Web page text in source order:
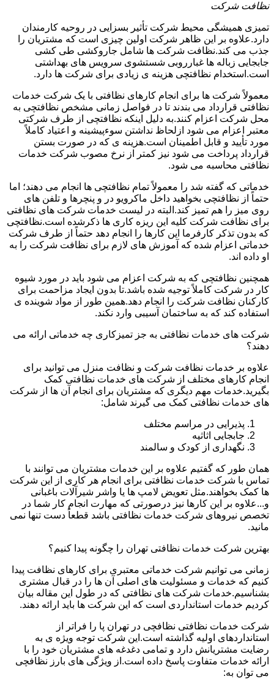
نظافت شرکت
تمیزی همیشگی محیط شرکت تأثیر بسزایی در روحیه کارمندان
دارد.علاوه بر این ظاهر شرکت اولین چیزی است که مشتریان را
جذب می کند.نظافت شرکت ها شامل جاروکشی طی کشی
جابجایی زباله ها غبارروبی شستشوی سرویس های بهداشتی
است.استخدام نظافتچی هزینه ی زیادی برای شرکت ها دارد.
معمولاً شرکت ها برای انجام کارهای نظافتی با یک شرکت خدمات
نظافتی قرارداد می بندند تا در فواصل زمانی مشخص نظافتچی به
محل شرکت اعزام کنند.به دلیل اینکه نظافتچی از طرف شرکتی
معتبر اعزام می شود ازلحاظ نداشتن سوءپیشینه و اعتیاد کاملاً
مورد تأیید و قابل اطمینان است.هزینه ی که در صورت بستن
قرارداد پرداخت می شود نیز کمتر از نرخ مصوب شرکت خدمات
نظافتی محاسبه می شود.
خدماتی که گفته شد را معمولاً تمام نظافتچی ها انجام می دهند؛ اما
حتماً از نظافتچی بخواهید داخل ماکرویو در و پنچرها و تلفن های
روی میز را هم تمیز کند.البته در لیست خدمات شرکت های نظافتی
برای نظافت شرکت کلیه این ریزه کاری ها ذکرشده است.نظافتچی
که بدون تذکر کارفرما این کارها را انجام دهد حتماً از طرف شرکت
خدماتی اعزام شده که آموزش های لازم برای نظافت شرکت را به
او داده اند.
همچنین نظافتچی که به شرکت اعزام می شود باید در مورد شیوه
کار در شرکت کاملاً توجیه شده باشد.تا بدون ایجاد مزاحمت برای
کارکنان نظافت شرکت را انجام دهد.همین طور از مواد شوینده ی
استفاده کند که به ساختمان آسیبی وارد نکند.
شرکت های خدمات نظافتی به جز تمیزکاری چه خدماتی ارائه می
دهند؟
علاوه بر خدمات نظافت شرکت و نظافت منزل می توانید برای
انجام کارهای مختلف از شرکت های خدمات نظافتی کمک
بگیرید.خدمات مهم دیگری که مشتریان برای انجام آن ها از شرکت
های خدمات نظافتی کمک می گیرند شامل:
پذیرایی در مراسم مختلف
جابجایی اثاثیه
نگهداری از کودک و سالمند
همان طور که گفتیم علاوه بر این خدمات مشتریان می توانند با
تماس با شرکت خدمات نظافتی برای انجام هر کاری از این شرکت
ها کمک بخواهند.مثل تعویض لامپ ها یا واشر شیرآلات باغبانی
و...علاوه بر این کارها نیز درصورتی که مهارت انجام کار شما در
تخصص نیروهای شرکت خدمات نظافتی باشد قطعاً دست تنها نمی
مانید.
بهترین شرکت خدمات نظافتی تهران را چگونه پیدا کنیم؟
زمانی می توانیم شرکت خدماتی معتبری برای کارهای نظافت پیدا
کنیم که خدمات و مسئولیت های اصلی آن ها را در قبال مشتری
بشناسیم.خدمات شرکت های نظافتی که در طول این مقاله بیان
کردیم خدمات استانداردی است که این شرکت ها باید ارائه دهند.
شرکت خدمات نظافتی نظافچی در تهران پا را فراتر از
استانداردهای اولیه گذاشته است.این شرکت توجه ویژه ی به
رضایت مشتریانش دارد و تمامی دغدغه های مشتریان خود را با
ارائه خدمات متفاوت پاسخ داده است.از ویژگی های بارز نظافچی
می توان به: